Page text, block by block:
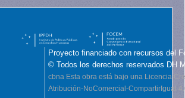
Proyecto financiado con recursos del
© Todos los derechos reservados DH
cbna Esta obra está bajo una Licencia
Atribución-NoComercial-CompartirIgual